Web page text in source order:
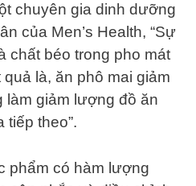
chuyên gia dinh dưỡng
của Men’s Health, “Sự
chất béo trong pho mát
là, ăn phô mai giảm
làm giảm lượng đồ ăn
tiếp theo”.
phẩm có hàm lượng